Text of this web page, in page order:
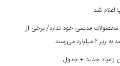
شد
محصولات قدیمی خود ندارد/ برخی از
جدید + جدول